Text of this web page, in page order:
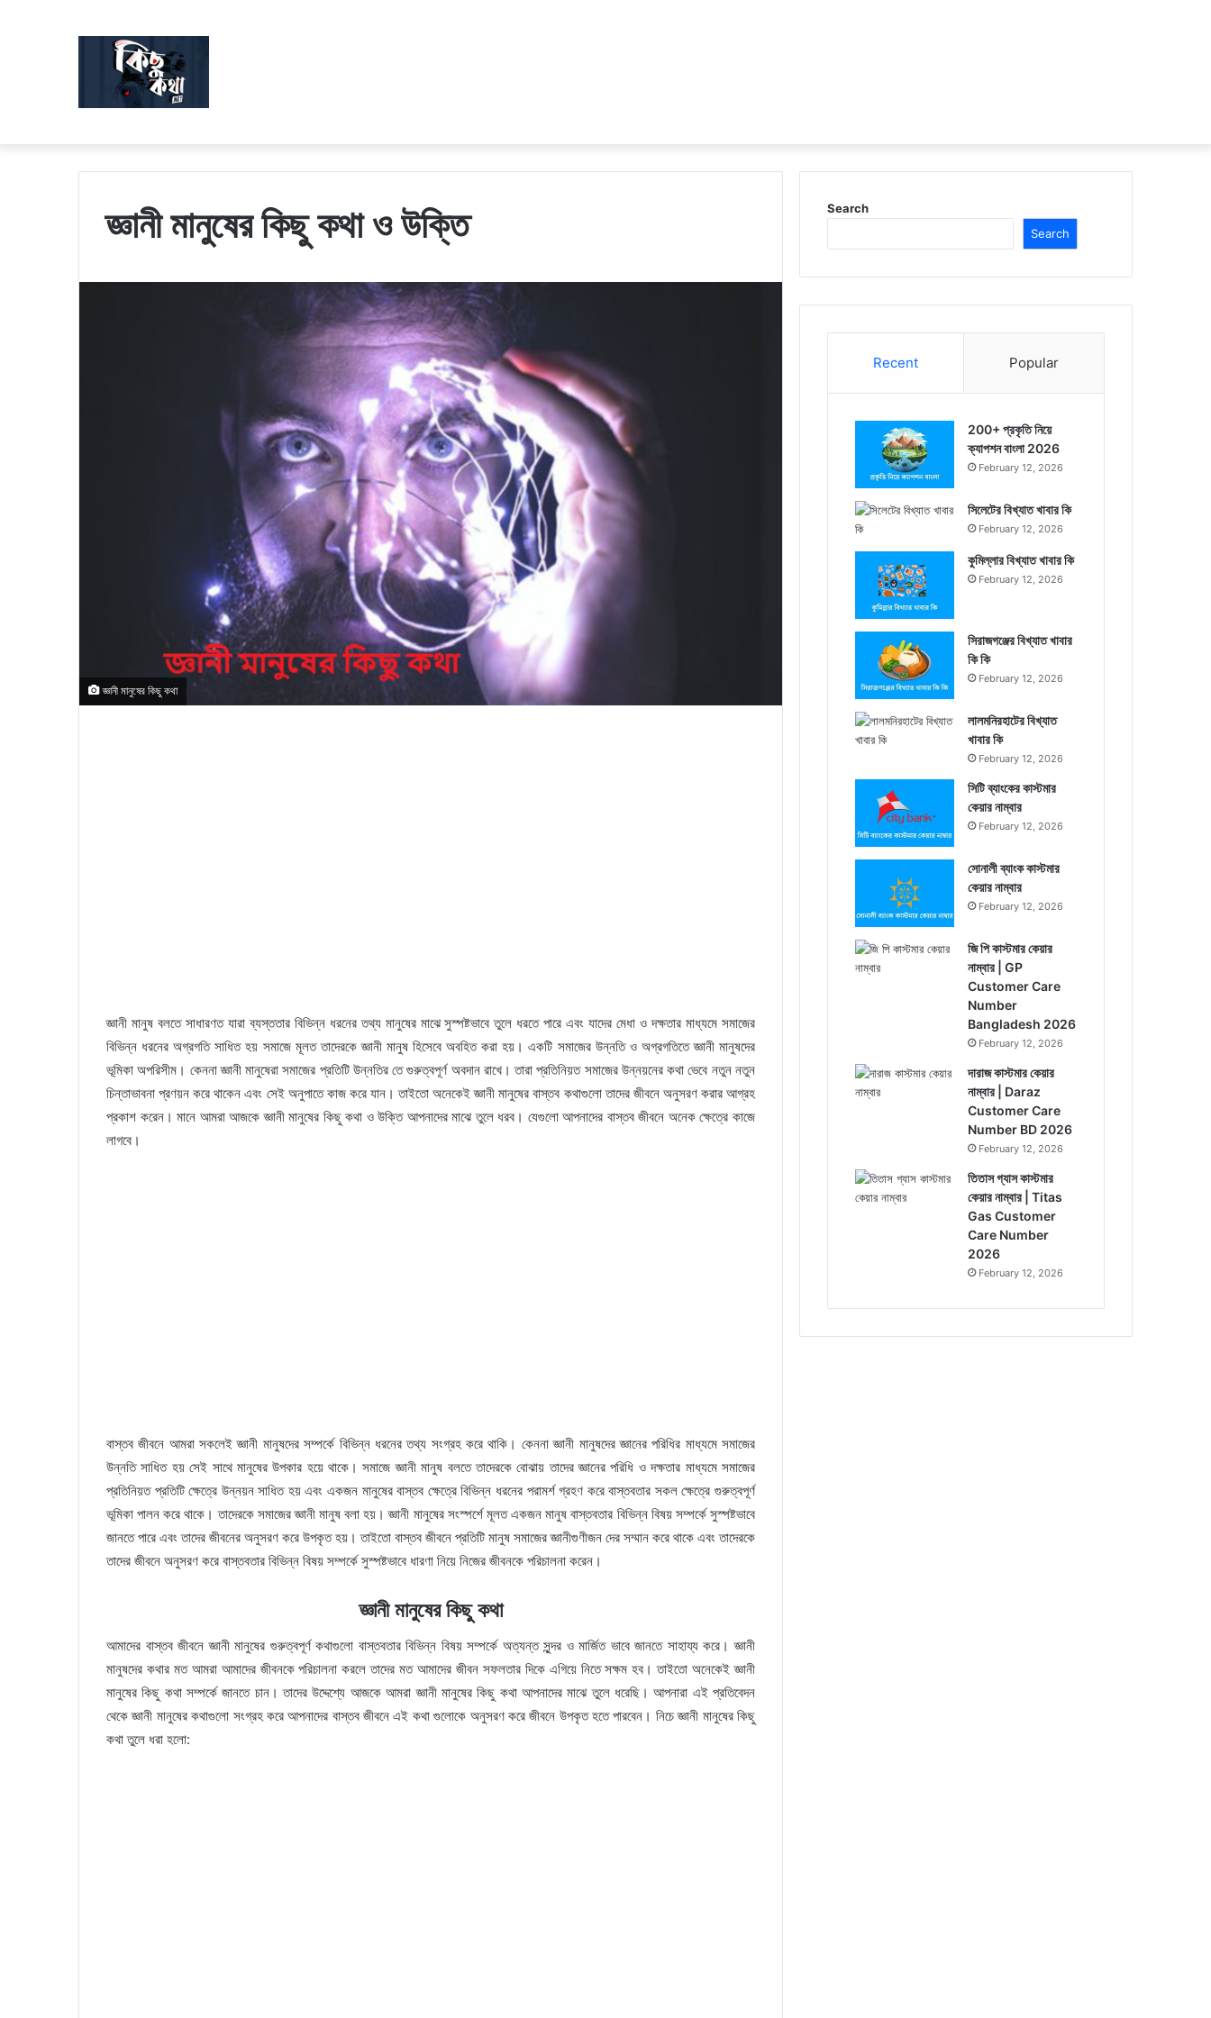
জ্ঞানী মানুষের কিছু কথা ও উক্তি
জ্ঞানী মানুষের কিছু কথা
জ্ঞানী মানুষ বলতে সাধারণত যারা ব্যস্ততার বিভিন্ন ধরনের তথ্য মানুষের মাঝে সুস্পষ্টভাবে তুলে ধরতে পারে এবং যাদের মেধা ও দক্ষতার মাধ্যমে সমাজের
বিভিন্ন ধরনের অগ্রগতি সাধিত হয় সমাজে মূলত তাদেরকে জ্ঞানী মানুষ হিসেবে অবহিত করা হয়। একটি সমাজের উন্নতি ও অগ্রগতিতে জ্ঞানী মানুষদের
ভূমিকা অপরিসীম। কেননা জ্ঞানী মানুষেরা সমাজের প্রতিটি উন্নতির তে গুরুত্বপূর্ণ অবদান রাখে। তারা প্রতিনিয়ত সমাজের উন্নয়নের কথা ভেবে নতুন নতুন
চিন্তাভাবনা প্রণয়ন করে থাকেন এবং সেই অনুপাতে কাজ করে যান। তাইতো অনেকেই জ্ঞানী মানুষের বাস্তব কথাগুলো তাদের জীবনে অনুসরণ করার আগ্রহ
প্রকাশ করেন। মানে আমরা আজকে জ্ঞানী মানুষের কিছু কথা ও উক্তি আপনাদের মাঝে তুলে ধরব। যেগুলো আপনাদের বাস্তব জীবনে অনেক ক্ষেত্রে কাজে
লাগবে।
বাস্তব জীবনে আমরা সকলেই জ্ঞানী মানুষদের সম্পর্কে বিভিন্ন ধরনের তথ্য সংগ্রহ করে থাকি। কেননা জ্ঞানী মানুষদের জ্ঞানের পরিধির মাধ্যমে সমাজের
উন্নতি সাধিত হয় সেই সাথে মানুষের উপকার হয়ে থাকে। সমাজে জ্ঞানী মানুষ বলতে তাদেরকে বোঝায় তাদের জ্ঞানের পরিধি ও দক্ষতার মাধ্যমে সমাজের
প্রতিনিয়ত প্রতিটি ক্ষেত্রে উন্নয়ন সাধিত হয় এবং একজন মানুষের বাস্তব ক্ষেত্রে বিভিন্ন ধরনের পরামর্শ গ্রহণ করে বাস্তবতার সকল ক্ষেত্রে গুরুত্বপূর্ণ
ভূমিকা পালন করে থাকে। তাদেরকে সমাজের জ্ঞানী মানুষ বলা হয়। জ্ঞানী মানুষের সংস্পর্শে মূলত একজন মানুষ বাস্তবতার বিভিন্ন বিষয় সম্পর্কে সুস্পষ্টভাবে
জানতে পারে এবং তাদের জীবনের অনুসরণ করে উপকৃত হয়। তাইতো বাস্তব জীবনে প্রতিটি মানুষ সমাজের জ্ঞানীগুণীজন দের সম্মান করে থাকে এবং তাদেরকে
তাদের জীবনে অনুসরণ করে বাস্তবতার বিভিন্ন বিষয় সম্পর্কে সুস্পষ্টভাবে ধারণা নিয়ে নিজের জীবনকে পরিচালনা করেন।
জ্ঞানী মানুষের কিছু কথা
আমাদের বাস্তব জীবনে জ্ঞানী মানুষের গুরুত্বপূর্ণ কথাগুলো বাস্তবতার বিভিন্ন বিষয় সম্পর্কে অত্যন্ত সুন্দর ও মার্জিত ভাবে জানতে সাহায্য করে। জ্ঞানী
মানুষদের কথার মত আমরা আমাদের জীবনকে পরিচালনা করলে তাদের মত আমাদের জীবন সফলতার দিকে এগিয়ে নিতে সক্ষম হব। তাইতো অনেকেই জ্ঞানী
মানুষের কিছু কথা সম্পর্কে জানতে চান। তাদের উদ্দেশ্যে আজকে আমরা জ্ঞানী মানুষের কিছু কথা আপনাদের মাঝে তুলে ধরেছি। আপনারা এই প্রতিবেদন
থেকে জ্ঞানী মানুষের কথাগুলো সংগ্রহ করে আপনাদের বাস্তব জীবনে এই কথা গুলোকে অনুসরণ করে জীবনে উপকৃত হতে পারবেন। নিচে জ্ঞানী মানুষের কিছু
কথা তুলে ধরা হলো:
Search
Search
Recent Popular
200+ প্রকৃতি নিয়ে
ক্যাপশন বাংলা 2026
February 12, 2026
সিলেটের বিখ্যাত খাবার কি
February 12, 2026
কুমিল্লার বিখ্যাত খাবার কি
February 12, 2026
সিরাজগঞ্জের বিখ্যাত খাবার
কি কি
February 12, 2026
লালমনিরহাটের বিখ্যাত
খাবার কি
February 12, 2026
সিটি ব্যাংকের কাস্টমার
কেয়ার নাম্বার
February 12, 2026
সোনালী ব্যাংক কাস্টমার
কেয়ার নাম্বার
February 12, 2026
জি পি কাস্টমার কেয়ার
নাম্বার | GP
Customer Care
Number
Bangladesh 2026
February 12, 2026
দারাজ কাস্টমার কেয়ার
নাম্বার | Daraz
Customer Care
Number BD 2026
February 12, 2026
তিতাস গ্যাস কাস্টমার
কেয়ার নাম্বার | Titas
Gas Customer
Care Number
2026
February 12, 2026